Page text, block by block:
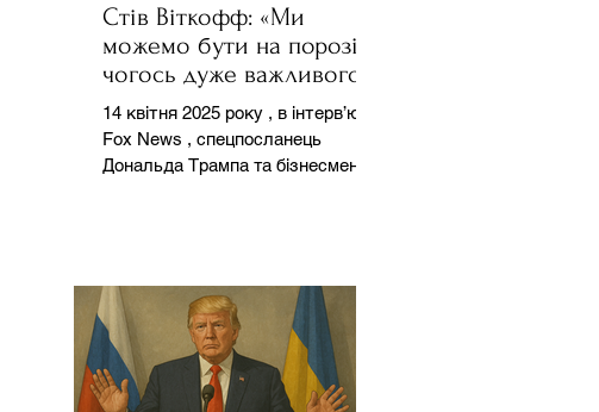
Стів Віткофф: «Ми
можемо бути на порозі
чогось дуже важливого
для світу» — але що це
означає?
14 квітня 2025 року , в інтерв’ю на
Fox News , спецпосланець
Дональда Трампа та бізнесмен